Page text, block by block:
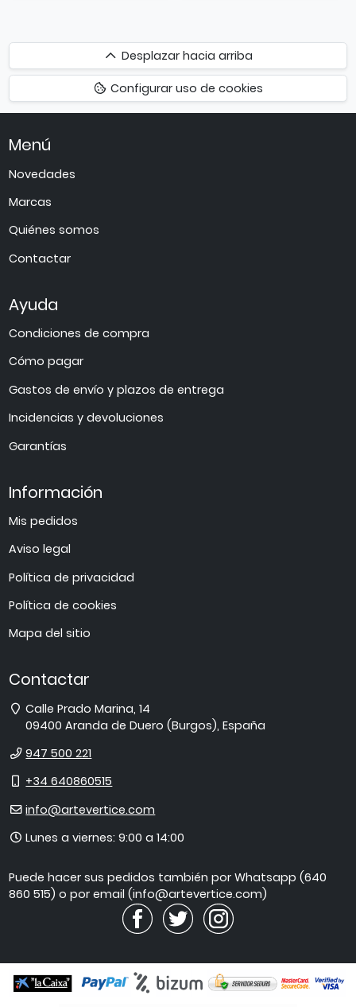
Desplazar
hacia
arriba
Desplazar hacia arriba
Configurar uso de cookies
Menú
Novedades
Marcas
Quiénes somos
Contactar
Ayuda
Condiciones de compra
Cómo pagar
Gastos de envío y plazos de entrega
Incidencias y devoluciones
Garantías
Información
Mis pedidos
Aviso legal
Política de privacidad
Política de cookies
Mapa del sitio
Contactar
Dirección
Calle Prado Marina, 14
09400 Aranda de Duero (Burgos),España
Teléfono
947 500 221
Móvil
+34 640860515
E-
info@artevertice.com
Horario
atención
Lunes a viernes: 9:00 a 14:00
Puede hacer sus pedidos también por Whatsapp (640
860 515) o por email (info@artevertice.com)